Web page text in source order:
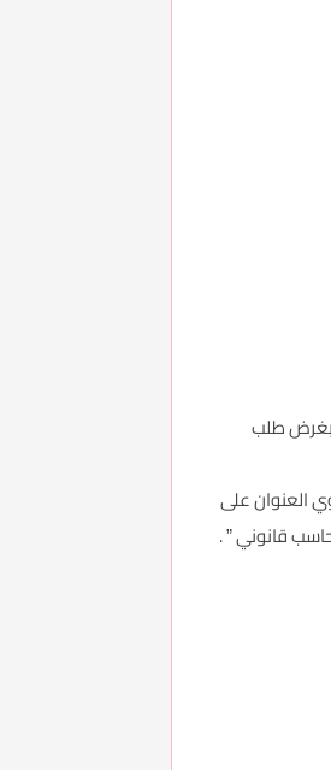
بغرض طلب
العنوان على
قانوني ” .